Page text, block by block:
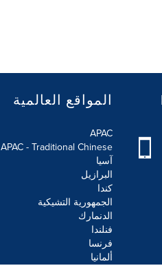
المواقع العالمية
APAC
APAC - Traditional Chinese
آسيا
البرازيل
كندا
الجمهورية التشيكية
الدنمارك
فنلندا
فرنسا
ألمانيا